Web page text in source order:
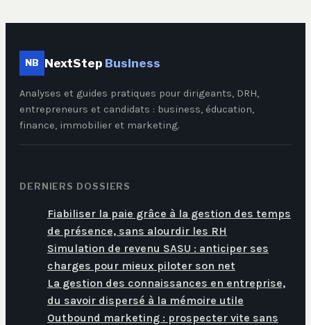
NB NextStep Business
Analyses et guides pratiques pour dirigeants, DRH,
entrepreneurs et candidats : business, éducation,
finance, immobilier et marketing.
DERNIERS DOSSIERS
Fiabiliser la paie grâce à la gestion des temps
de présence, sans alourdir les RH
Simulation de revenu SASU : anticiper ses
charges pour mieux piloter son net
La gestion des connaissances en entreprise,
du savoir dispersé à la mémoire utile
Outbound marketing : prospecter vite sans